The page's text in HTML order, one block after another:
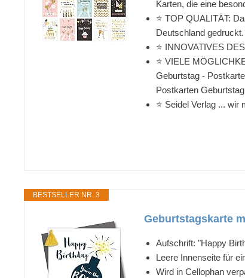
Karten, die eine
⭐️ TOP QUALITÄT:
Deutschland
⭐️ INNOVATIVES
⭐️ VIELE
Geburtstag -
Postkarten
⭐️ Seidel Verlag ...
BESTSELLER NR. 3
Geburtstagskarte
Aufschrift: "Happy
Leere Innenseite für
Wird in Cellophan